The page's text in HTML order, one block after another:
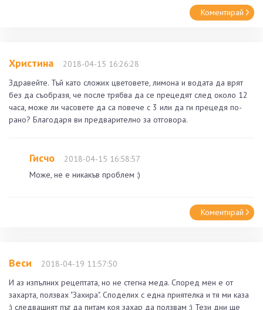
Коментирай
Христина
2018-04-15 16:26:28
Здравейте. Тъй като сложих цветовете, лимона и водата да врят
без да съобразя, че после трябва да се прецедят след около 12
часа, може ли часовете да са повече с 3 или да ги прецедя по-
рано? Благодаря ви предварително за отговора.
Гисчо
2018-04-15 16:58:57
Може, не е никакъв проблем :)
Коментирай
Веси
2018-04-19 11:57:50
И аз изпълних рецептата, но не стегна меда. Според мен е от
захарта, ползвах "Захира". Споделих с една приятелка и тя ми каза
:) следващият път да питам коя захар да ползвам :) Тези дни ще